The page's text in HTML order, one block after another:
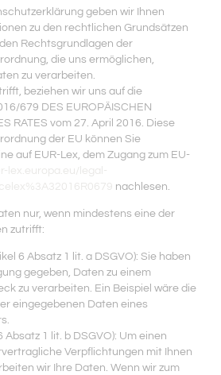
geben wir Ihnen
zu den rechtlichen Grundsätzen
Rechtsgrundlagen der
die uns ermöglichen,
zu verarbeiten.
beziehen wir uns auf die
679 DES EUROPÄISCHEN
RATES vom 27. April 2016. Diese
der EU können Sie
auf EUR-Lex, dem Zugang zum EU-
lex.europa.eu/legal-
nachlesen.
nur, wenn mindestens eine der
zutrifft:
6 Absatz 1 lit. a DSGVO): Sie haben
gegeben, Daten zu einem
zu verarbeiten. Ein Beispiel wäre die
eingegebenen Daten eines
Absatz 1 lit. b DSGVO): Um einen
Verpflichtungen mit Ihnen
wir Ihre Daten. Wenn wir zum